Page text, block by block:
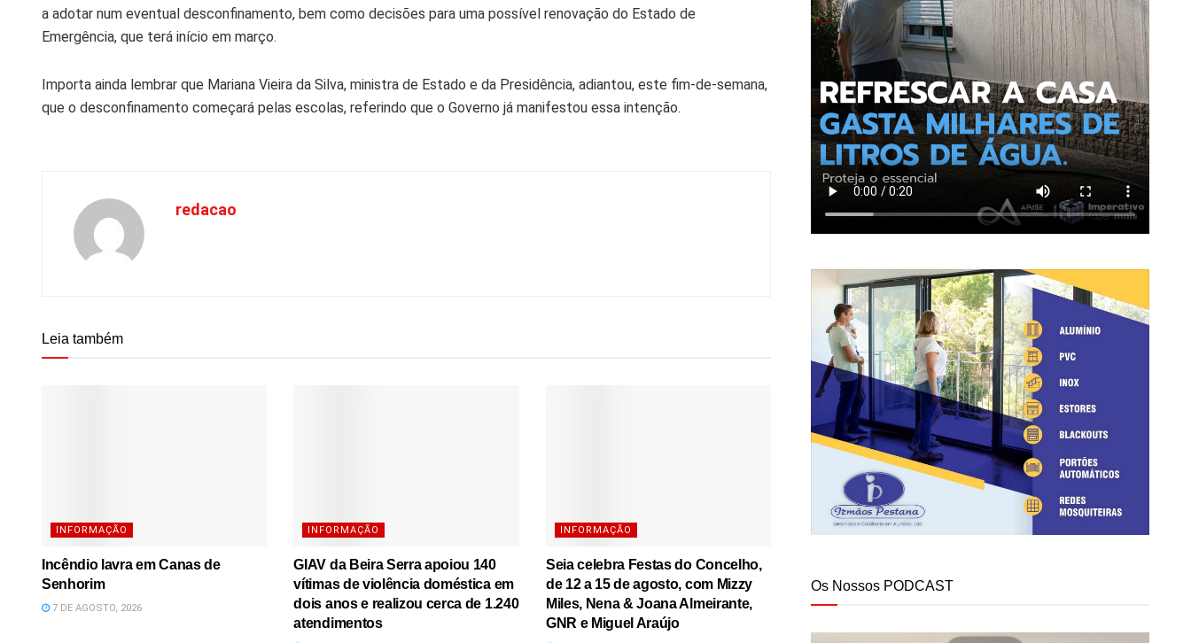
a adotar num eventual desconfinamento, bem como decisões para uma possível renovação do Estado de
Emergência, que terá início em março.
Importa ainda lembrar que Mariana Vieira da Silva, ministra de Estado e da Presidência, adiantou, este fim-de-semana,
que o desconfinamento começará pelas escolas, referindo que o Governo já manifestou essa intenção.
redacao
Leia também
INFORMAÇÃO
Incêndio lavra em Canas de
Senhorim
7 DE AGOSTO, 2026
INFORMAÇÃO
GIAV da Beira Serra apoiou 140
vítimas de violência doméstica em
dois anos e realizou cerca de 1.240
atendimentos
INFORMAÇÃO
Seia celebra Festas do Concelho,
de 12 a 15 de agosto, com Mizzy
Miles, Nena & Joana Almeirante,
GNR e Miguel Araújo
Os Nossos PODCAST